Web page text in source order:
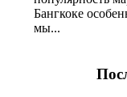
Бангкоке
мы...